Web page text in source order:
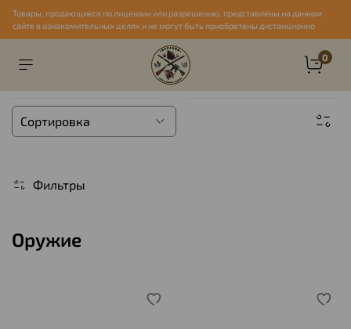
Товары, продающиеся по лицензии или разрешению, представлены на данном
сайте в ознакомительных целях и не могут быть приобретены дистанционно
0
Фильтры
Оружие